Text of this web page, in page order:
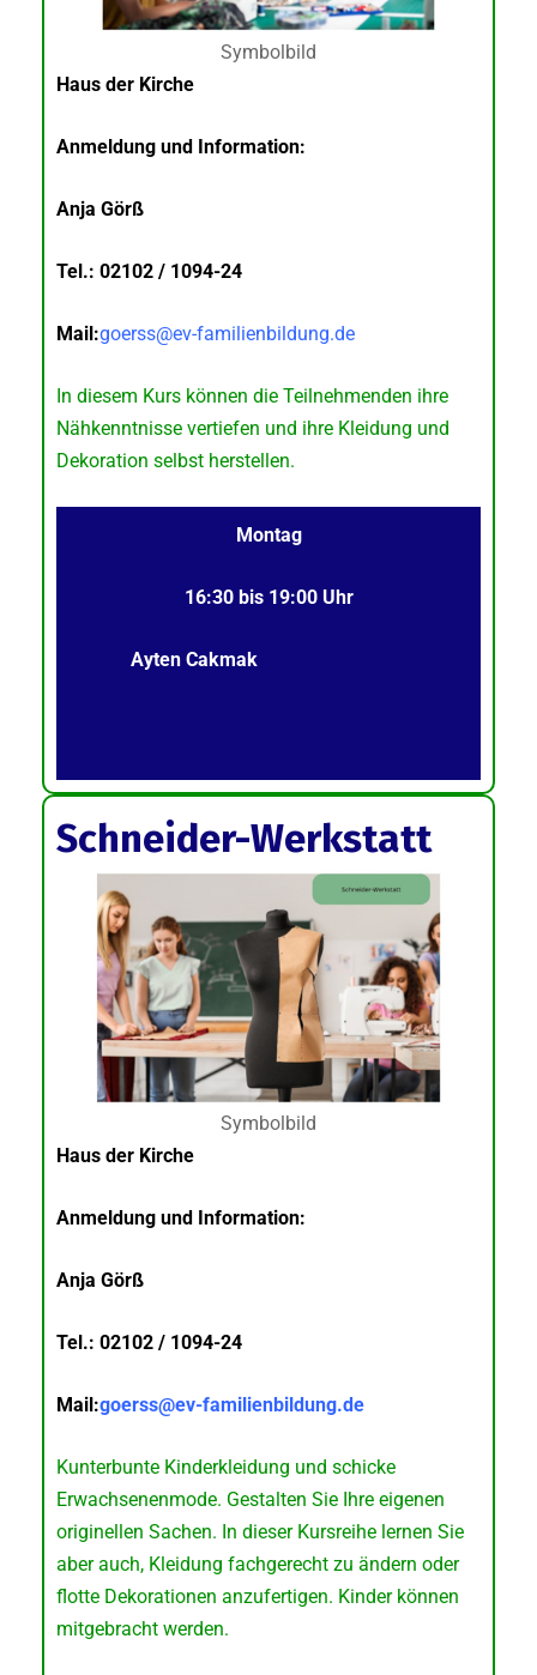
Symbolbild
Haus der Kirche
Anmeldung und Information:
Anja Görß
Tel.: 02102 / 1094-24
Mail:goerss@ev-familienbildung.de
In diesem Kurs können die Teilnehmenden ihre
Nähkenntnisse vertiefen und ihre Kleidung und
Dekoration selbst herstellen.
Montag
16:30 bis 19:00 Uhr
Ayten Cakmak
Schneider-Werkstatt
Symbolbild
Haus der Kirche
Anmeldung und Information:
Anja Görß
Tel.: 02102 / 1094-24
Mail:goerss@ev-familienbildung.de
Kunterbunte Kinderkleidung und schicke
Erwachsenenmode. Gestalten Sie Ihre eigenen
originellen Sachen. In dieser Kursreihe lernen Sie
aber auch, Kleidung fachgerecht zu ändern oder
flotte Dekorationen anzufertigen. Kinder können
mitgebracht werden.